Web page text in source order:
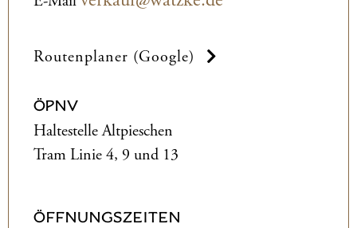
Routenplaner (Google)
ÖPNV
Haltestelle Altpieschen
Tram Linie 4, 9 und 13
ÖFFNUNGSZEITEN